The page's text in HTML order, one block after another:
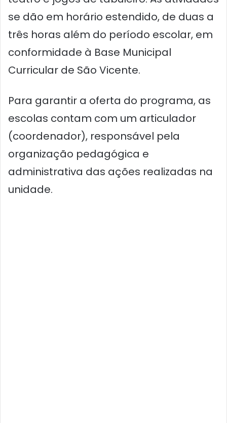
se dão em horário estendido, de duas a
três horas além do período escolar, em
conformidade à Base Municipal
Curricular de São Vicente.
Para garantir a oferta do programa, as
escolas contam com um articulador
(coordenador), responsável pela
organização pedagógica e
administrativa das ações realizadas na
unidade.